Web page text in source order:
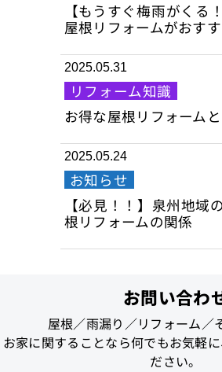
【もうすぐ梅雨がくる
屋根リフォームがおす
2025.05.31
リフォーム知識
お得な屋根リフォーム
2025.05.24
お知らせ
【必見！！】泉州地域
根リフォームの関係
お問い合わ
屋根／雨漏り／リフォーム／
お家に関することなら何でもお気軽
ださい。